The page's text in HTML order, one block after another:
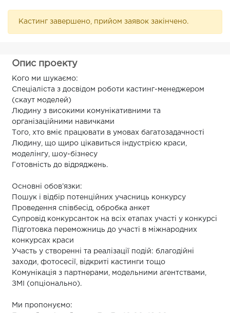
Кастинг завершено, прийом заявок закінчено.
Опис проекту
Кого ми шукаємо:
Спеціаліста з досвідом роботи кастинг-менеджером
(скаут моделей)
Людину з високими комунікативними та
організаційними навичками
Того, хто вміє працювати в умовах багатозадачності
Людину, що щиро цікавиться індустрією краси,
моделінгу, шоу-бізнесу
Готовність до відряджень.
Основні обов’язки:
Пошук і відбір потенційних учасниць конкурсу
Проведення співбесід, обробка анкет
Супровід конкурсанток на всіх етапах участі у конкурсі
Підготовка переможниць до участі в міжнародних
конкурсах краси
Участь у створенні та реалізації подій: благодійні
заходи, фотосесії, відкриті кастинги тощо
Комунікація з партнерами, модельними агентствами,
ЗМІ (опціонально).
Ми пропонуємо: